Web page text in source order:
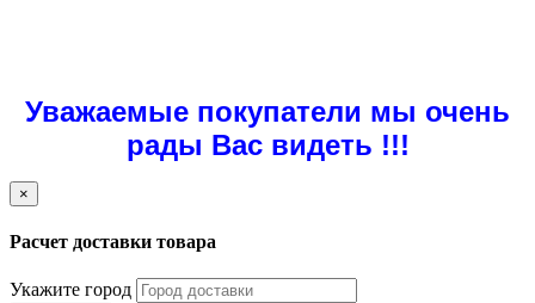
Уважаемые покупатели мы очень
рады Вас видеть !!!
×
Расчет доставки товара
Укажите город